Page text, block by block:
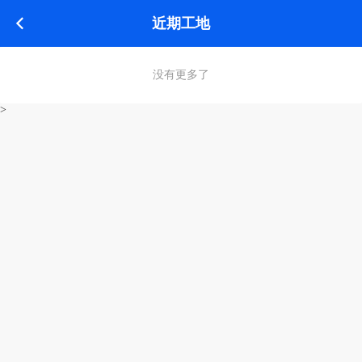
近期工地
没有更多了
>